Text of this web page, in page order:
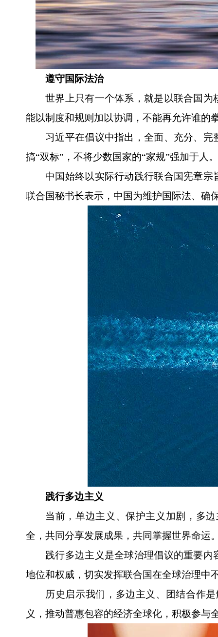
遵守国际法治
世界上只有一个体系，就是以联合国
能以制度和规则加以协调，不能再允许谁的
习近平在倡议中指出，全面、充分、
搞“双标”，不将少数国家的“家规”强加于人
中国始终以实际行动践行联合国宪章
联合国秘书长表示，中国为维护国际法、确
践行多边主义
当前，单边主义、保护主义加剧，多
全，共同分享发展成果，共同掌握世界命运
践行多边主义是全球治理倡议的重要
地位和权威，切实发挥联合国在全球治理中
历史启示我们，多边主义、团结合作
义，推动普惠包容的经济全球化，积极参与